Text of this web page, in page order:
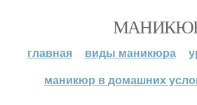
главная виды маникюра
маникюр в домашних